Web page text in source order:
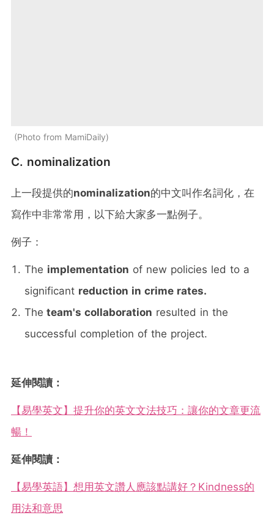
Photo from MamiDaily
C. nominalization
上一段提供的nominalization的中文叫作名詞化，在
寫作中非常常用，以下給大家多一點例子。
例子：
The implementation of new policies led to a
significant reduction in crime rates.
The team's collaboration resulted in the
successful completion of the project.
延伸閱讀：
【易學英文】提升你的英文文法技巧：讓你的文章更流
暢！
延伸閱讀：
【易學英語】想用英文讚人應該點講好？Kindness的
用法和意思